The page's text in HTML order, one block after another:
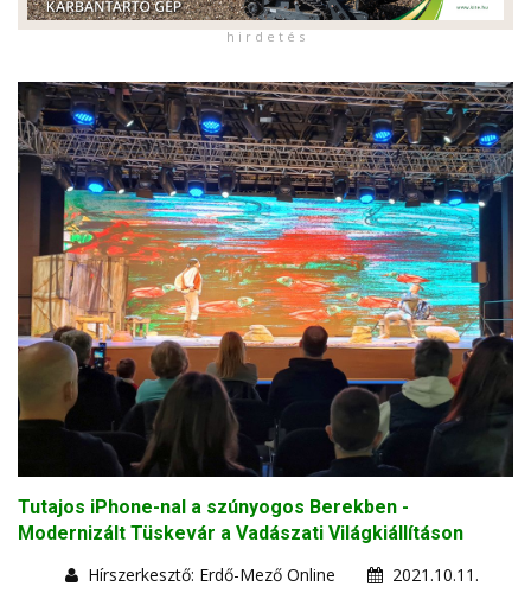
h i r d e t é s
Tutajos iPhone-nal a szúnyogos Berekben -
Modernizált Tüskevár a Vadászati Világkiállításon
Hírszerkesztő: Erdő-Mező Online
2021.10.11.